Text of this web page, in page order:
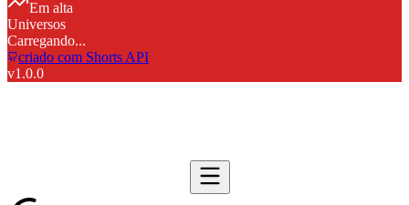
Em alta
Universos
Carregando...
criado com Shorts API
v1.0.0